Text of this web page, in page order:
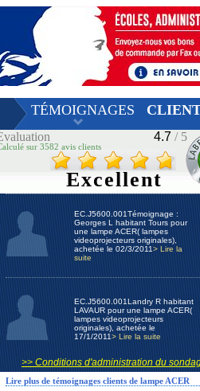
TÉMOIGNAGES
4.7 / 5
sur 3582 avis clients
Excellent
EC.J5600.001Témoignage :
Georges L habitant Tours pour
une lampe ACER( lampes
videoprojecteurs originales),
achetée le 02/3/2011> Lire la
suite
EC.J5600.001Landry R habitant
LAVAUR pour une lampe ACER(
lampes videoprojecteurs
originales), achetée le
17/1/2011> Lire la suite
>> Conditions d'administration du
Lire plus de témoignages clients de lampe ACER